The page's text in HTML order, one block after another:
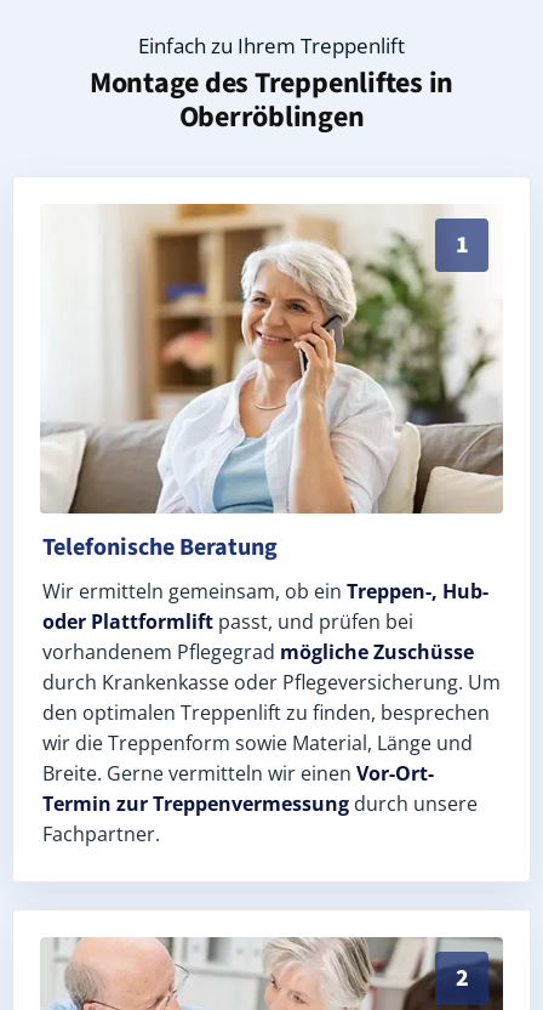
Einfach zu Ihrem Treppenlift
Montage des Treppenliftes in
Oberröblingen
1
Persönliche Treppenlift-Beratung in Oberröblingen
Telefonische Beratung
Wir ermitteln gemeinsam, ob ein Treppen-, Hub-
oder Plattformlift passt, und prüfen bei
vorhandenem Pflegegrad mögliche Zuschüsse
durch Krankenkasse oder Pflegeversicherung. Um
den optimalen Treppenlift zu finden, besprechen
wir die Treppenform sowie Material, Länge und
Breite. Gerne vermitteln wir einen Vor-Ort-
Termin zur Treppenvermessung durch unsere
Fachpartner.
2
Exaktes Aufmaß in Oberröblingen (Landkreis